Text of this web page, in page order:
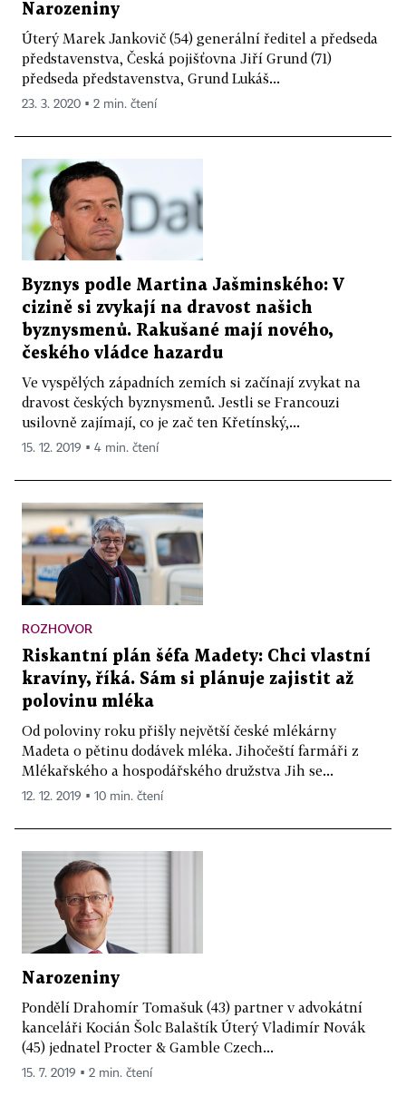
Narozeniny
Úterý Marek Jankovič (54) generální ředitel a předseda
představenstva, Česká pojišťovna Jiří Grund (71)
předseda představenstva, Grund Lukáš...
23. 3. 2020 ▪ 2 min. čtení
Byznys podle Martina Jašminského: V
cizině si zvykají na dravost našich
byznysmenů. Rakušané mají nového,
českého vládce hazardu
Ve vyspělých západních zemích si začínají zvykat na
dravost českých byznysmenů. Jestli se Francouzi
usilovně zajímají, co je zač ten Křetínský,...
15. 12. 2019 ▪ 4 min. čtení
ROZHOVOR
Riskantní plán šéfa Madety: Chci vlastní
kravíny, říká. Sám si plánuje zajistit až
polovinu mléka
Od poloviny roku přišly největší české mlékárny
Madeta o pětinu dodávek mléka. Jihočeští farmáři z
Mlékařského a hospodářského družstva Jih se...
12. 12. 2019 ▪ 10 min. čtení
Narozeniny
Pondělí Drahomír Tomašuk (43) partner v advokátní
kanceláři Kocián Šolc Balaštík Úterý Vladimír Novák
(45) jednatel Procter & Gamble Czech...
15. 7. 2019 ▪ 2 min. čtení